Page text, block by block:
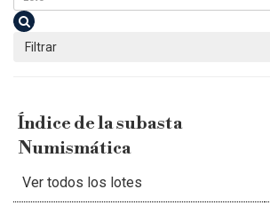
Filtrar
Índice de la subasta
Numismática
Ver todos los lotes